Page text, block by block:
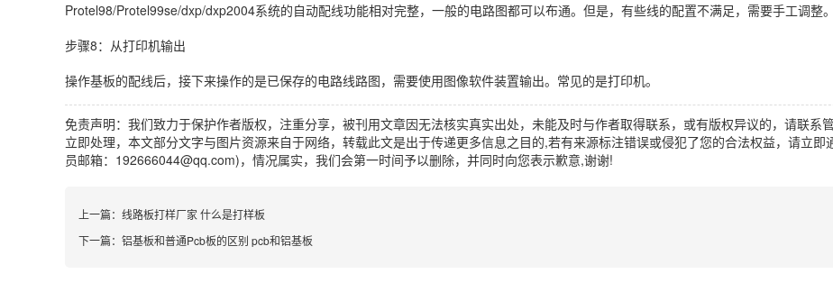
Protel98/Protel99se/dxp/dxp2004系统的自动配线功能相对完整，一般的电路图都可以布通。但是，有些线的配置不满足，需要手工调整。
步骤8：从打印机输出
操作基板的配线后，接下来操作的是已保存的电路线路图，需要使用图像软件装置输出。常见的是打印机。
免责声明：我们致力于保护作者版权，注重分享，被刊用文章因无法核实真实出处，未能及时与作者取得联系，或有版权异议的，请联系
立即处理，本文部分文字与图片资源来自于网络，转载此文是出于传递更多信息之目的,若有来源标注错误或侵犯了您的合法权益，请立即
员邮箱：192666044@qq.com)，情况属实，我们会第一时间予以删除，并同时向您表示歉意,谢谢!
上一篇： 线路板打样厂家 什么是打样板
下一篇： 铝基板和普通Pcb板的区别 pcb和铝基板